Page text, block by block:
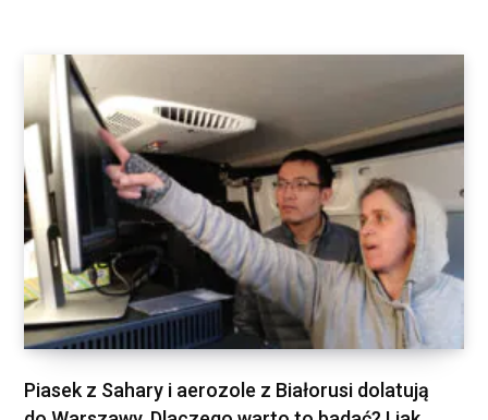
Piasek z Sahary i aerozole z Białorusi dolatują